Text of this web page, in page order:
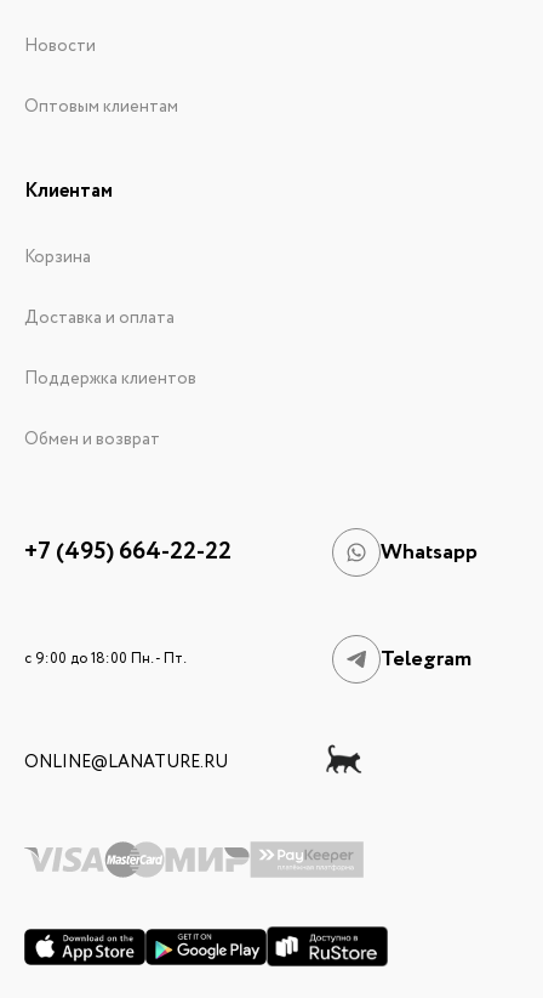
Новости
Оптовым клиентам
Клиентам
Корзина
Доставка и оплата
Поддержка клиентов
Обмен и возврат
+7 (495) 664-22-22 Whatsapp
c 9:00 до 18:00 Пн. - Пт. Telegram
ONLINE@LANATURE.RU